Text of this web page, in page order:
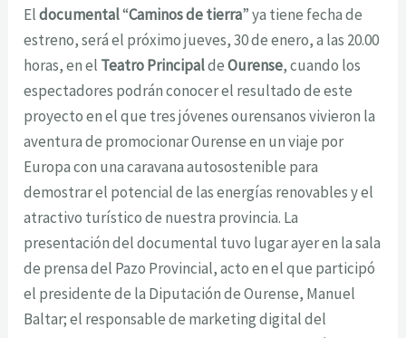
Eldocumental“Caminos de tierra” ya tiene fecha de
estreno, será el próximo jueves, 30 de enero, a las 20.00
horas, en el Teatro PrincipaldeOurense, cuando los
espectadores podrán conocer el resultado de este
proyecto en el que tres jóvenes ourensanos vivieron la
aventura de promocionar Ourense en un viaje por
Europa con una caravana autosostenible para
demostrar el potencial de las energías renovables y el
atractivo turístico de nuestra provincia. La
presentación del documental tuvo lugar ayer en la sala
de prensa del Pazo Provincial, acto en el que participó
el presidente de la Diputación de Ourense, Manuel
Baltar; el responsable de marketing digital del